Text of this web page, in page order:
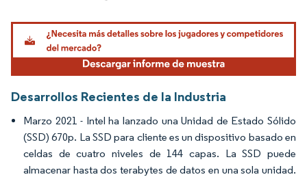
Imagen © Mordor Intelligence. El uso requiere atribución según CC BY 4.0.
Desarrollos Recientes de la Industria
Marzo 2021 - Intel ha lanzado una Unidad de Estado Sólido
(SSD) 670p. La SSD para cliente es un dispositivo basado en
celdas de cuatro niveles de 144 capas. La SSD puede
almacenar hasta dos terabytes de datos en una sola unidad.